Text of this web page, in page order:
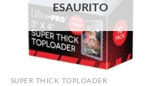
alla lista
desideri
ESAURITO
SUPER THICK TOPLOADER